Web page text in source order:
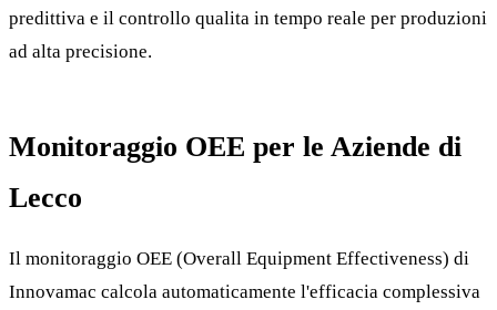
predittiva e il controllo qualita in tempo reale per produzioni
ad alta precisione.
Monitoraggio OEE per le Aziende di
Lecco
Il monitoraggio OEE (Overall Equipment Effectiveness) di
Innovamac calcola automaticamente l'efficacia complessiva